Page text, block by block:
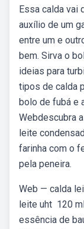
Essa calda vai
auxílio de um
entre um e
bem. Sirva o
ideias para
tipos de calda
bolo de fubá e
Webdescubra
leite
farinha com o
pela peneira.
Web — calda
leite uht ️ 120
essência de